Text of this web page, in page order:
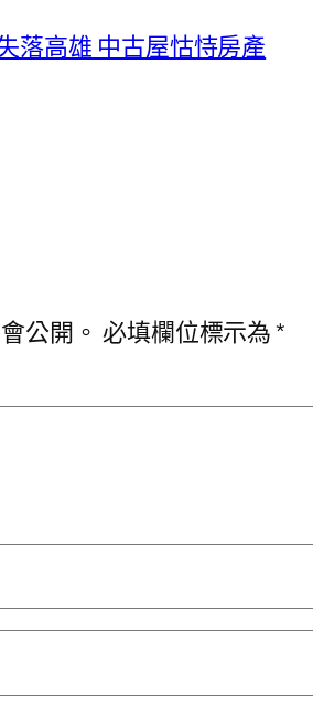
落高雄 中古屋怙恃房產
公開。 必填欄位標示為*